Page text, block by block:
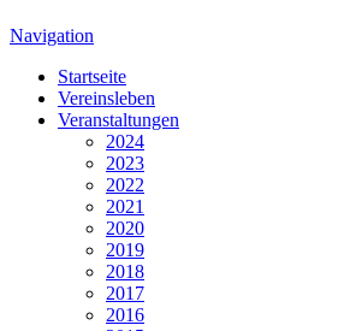
Navigation
Startseite
Vereinsleben
Veranstaltungen
2024
2023
2022
2021
2020
2019
2018
2017
2016